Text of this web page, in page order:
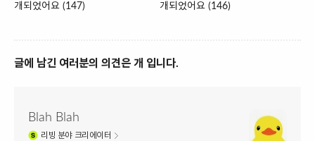
개되었어요 (147)
개되었어요 (146)
글에 남긴 여러분의 의견은 개 입니다.
Blah Blah
리빙 분야 크리에이터